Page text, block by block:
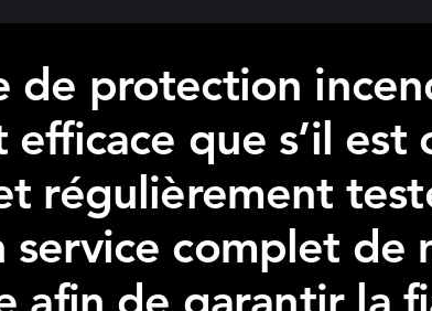
de protection
que s’il est
régulièrement
service complet de